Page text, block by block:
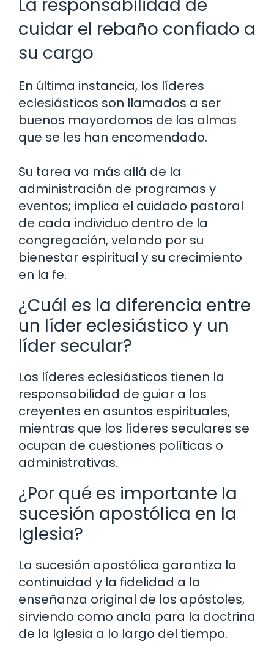
La responsabilidad de
cuidar el rebaño confiado a
su cargo
En última instancia, los líderes
eclesiásticos son llamados a ser
buenos mayordomos de las almas
que se les han encomendado.
Su tarea va más allá de la
administración de programas y
eventos; implica el cuidado pastoral
de cada individuo dentro de la
congregación, velando por su
bienestar espiritual y su crecimiento
en la fe.
¿Cuál es la diferencia entre
un líder eclesiástico y un
líder secular?
Los líderes eclesiásticos tienen la
responsabilidad de guiar a los
creyentes en asuntos espirituales,
mientras que los líderes seculares se
ocupan de cuestiones políticas o
administrativas.
¿Por qué es importante la
sucesión apostólica en la
Iglesia?
La sucesión apostólica garantiza la
continuidad y la fidelidad a la
enseñanza original de los apóstoles,
sirviendo como ancla para la doctrina
de la Iglesia a lo largo del tiempo.